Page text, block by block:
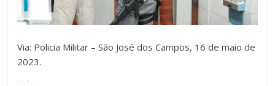
Via: Policia Militar – São José dos Campos, 16 de maio de
2023.